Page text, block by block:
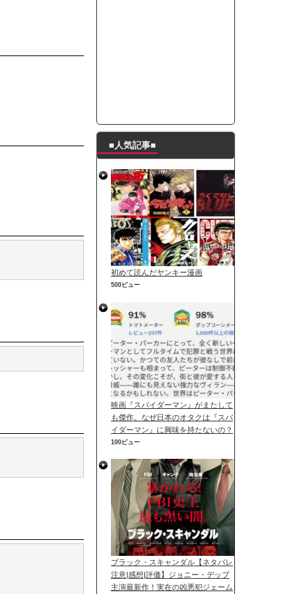
■人気記事■
初めて読んだヤンキー漫画
500ビュー
映画『スパイダーマン』がまたして
も傑作。なぜ日本のオタクは『スパ
イダーマン』に興味を持たないの？
100ビュー
ブラック・スキャンダル【ネタバレ
注意|感想|評価】ジョニー・デップ
主演最新作！実在の凶悪犯ジェーム